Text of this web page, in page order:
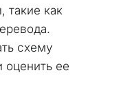
такие как
схему
оценить ее